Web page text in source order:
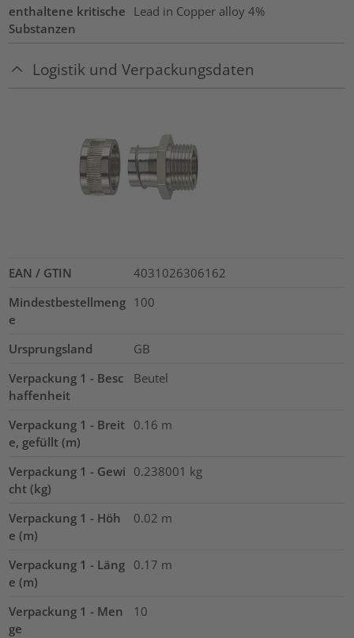
enthaltene kritische
Substanzen
Lead in Copper alloy 4%
Logistik und Verpackungsdaten
EAN / GTIN
4031026306162
Mindestbestellmeng
e
100
Ursprungsland
GB
Verpackung 1 - Besc
haffenheit
Beutel
Verpackung 1 - Breit
e, gefüllt (m)
0.16 m
Verpackung 1 - Gewi
cht (kg)
0.238001 kg
Verpackung 1 - Höh
e (m)
0.02 m
Verpackung 1 - Läng
e (m)
0.17 m
Verpackung 1 - Men
ge
10